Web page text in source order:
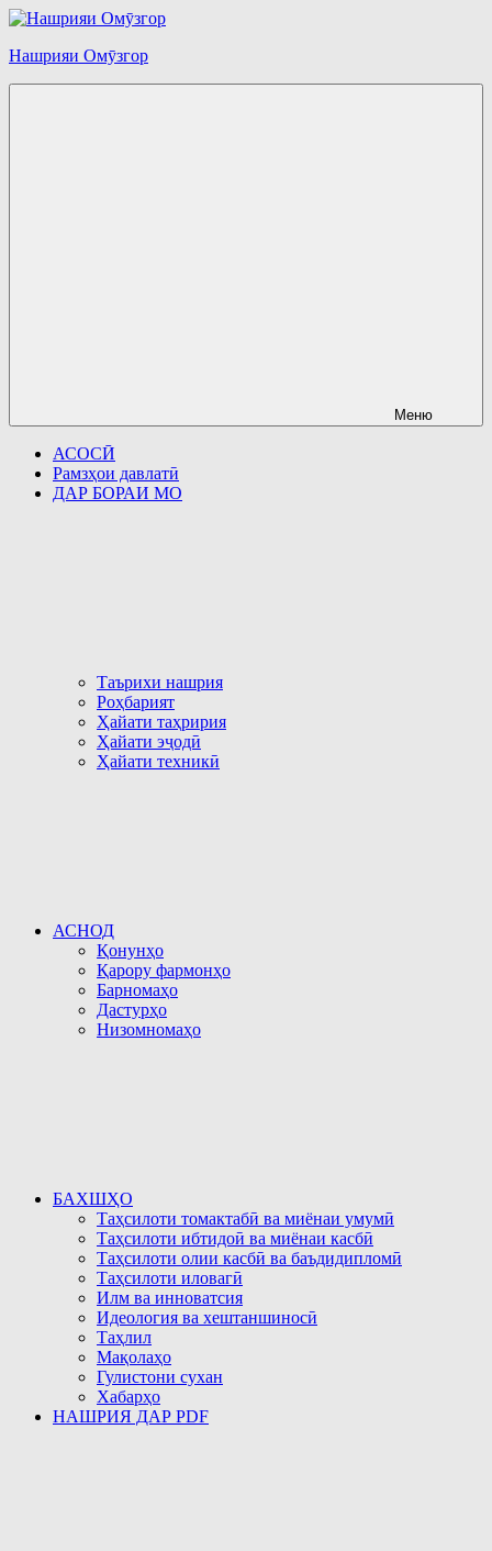
Перейти
содержимому
Нашрияи Омӯзгор
Меню
АСОСӢ
Рамзҳои давлатӣ
ДАР БОРАИ МО
Таърихи нашрия
Роҳбарият
Ҳайати таҳририя
Ҳайати эҷодӣ
Ҳайати техникӣ
АСНОД
Қонунҳо
Қарору фармонҳо
Барномаҳо
Дастурҳо
Низомномаҳо
БАХШҲО
Таҳсилоти томактабӣ ва миёнаи умумӣ
Таҳсилоти ибтидоӣ ва миёнаи касбӣ
Таҳсилоти олии касбӣ ва баъдидипломӣ
Таҳсилоти иловагӣ
Илм ва инноватсия
Идеология ва хештаншиносӣ
Таҳлил
Мақолаҳо
Гулистони сухан
Хабарҳо
НАШРИЯ ДАР PDF